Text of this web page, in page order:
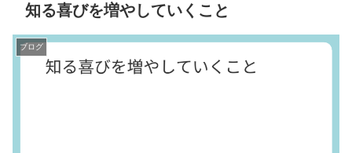
知る喜びを増やしていくこと
ブログ